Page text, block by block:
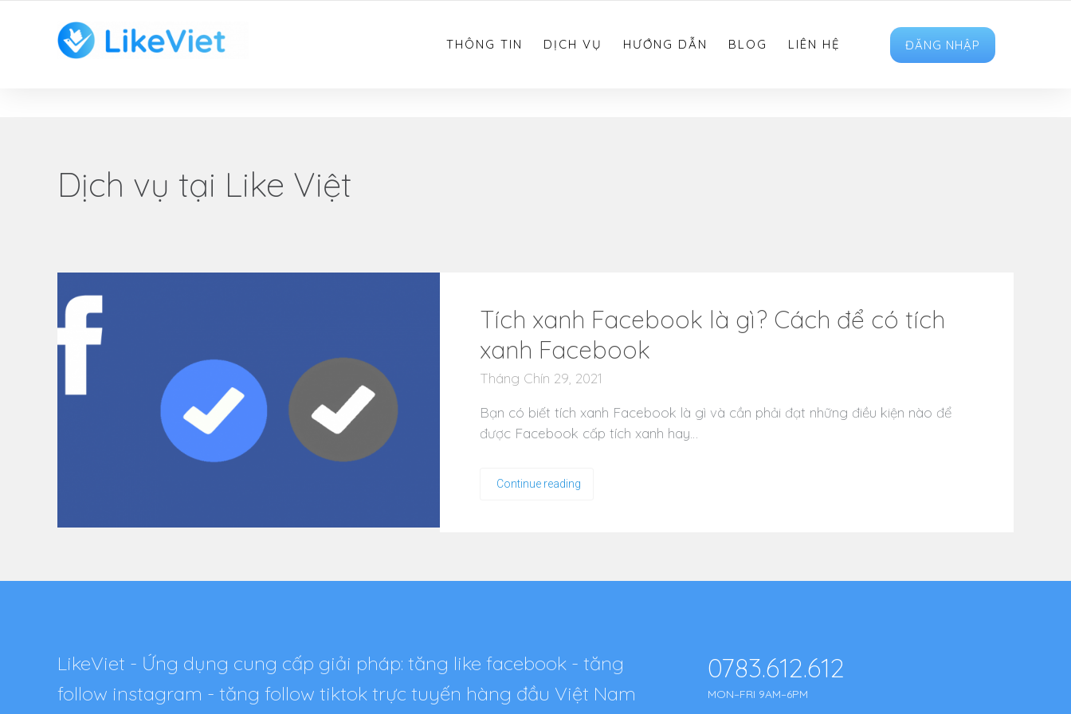
THÔNG TIN DỊCH VỤ HƯỚNG DẪN BLOG LIÊN HỆ ĐĂNG NHẬP
Dịch vụ tại Like Việt
Tích xanh Facebook là gì? Cách để có tích
xanh Facebook
Tháng Chín 29, 2021
Bạn có biết tích xanh Facebook là gì và cần phải đạt những điều kiện nào để
được Facebook cấp tích xanh hay…
Continue reading
LikeViet - Ứng dụng cung cấp giải pháp: tăng like facebook - tăng
follow instagram - tăng follow tiktok trực tuyến hàng đầu Việt Nam
0783.612.612
MON–FRI 9AM–6PM